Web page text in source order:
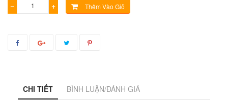
− + Thêm Vào Giỏ
CHI TIẾT BÌNH LUẬN/ĐÁNH GIÁ